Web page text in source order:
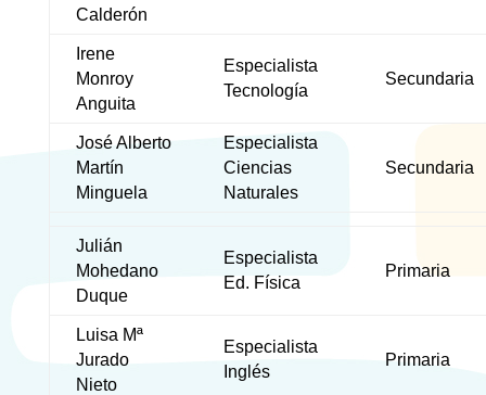
Calderón
Irene
Monroy
Anguita
Especialista
Tecnología
Secundaria
José Alberto
Martín
Minguela
Especialista
Ciencias
Naturales
Secundaria
Julián
Mohedano
Duque
Especialista
Ed. Física
Primaria
Luisa Mª
Jurado
Nieto
Especialista
Inglés
Primaria